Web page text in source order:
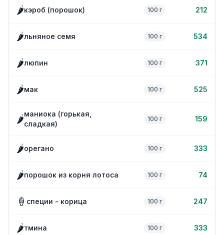
🌶️кэроб (порошок) 100 г 212
🌶️льняное семя 100 г 534
🌶️люпин 100 г 371
🌶️мак 100 г 525
🌶️маниока (горькая,
сладкая)
100 г 159
🌶️орегано 100 г 333
🌶️порошок из корня лотоса 100 г 74
🍦 специи - корица 100 г 247
🌶️тмина 100 г 333